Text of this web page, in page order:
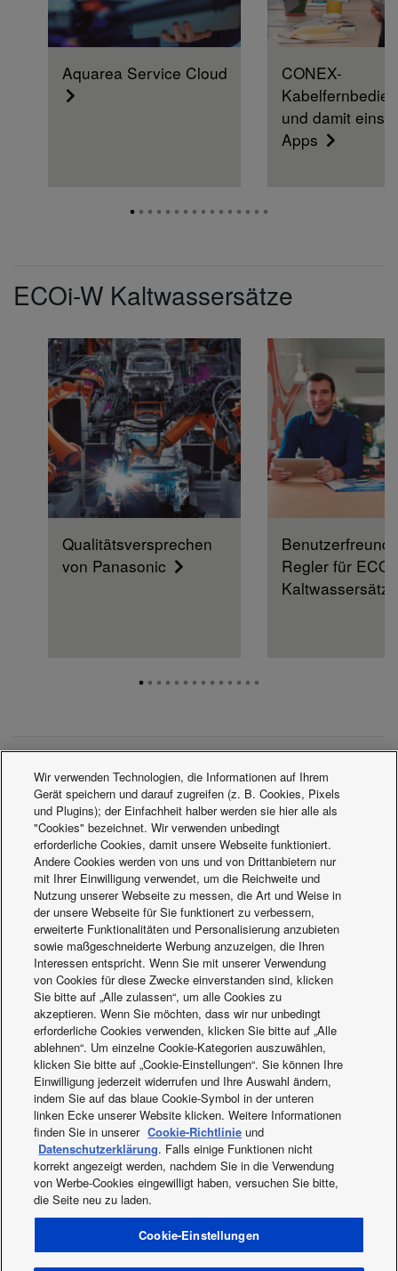
Aquarea Service Cloud
CONEX-
und damit
Apps
ECOi-W Kaltwassersätze
Qualitätsversprechen
von Panasonic
Regler für
Kältetechnik
PRO Club – Hier
registrieren
PRO Awards
Facebook Instagram Youtube
LinkedIn
Über uns
Nutzungsbedingungen
Datenschutzbestimmung
Richtlinien zur Nutzung von Cookies
Neuig­keiten
Energiekennzeichnungen
Wir verwenden Technologien, die Informationen auf Ihrem
Gerät speichern und darauf zugreifen (z. B. Cookies, Pixels
und Plugins); der Einfachheit halber werden sie hier alle als
"Cookies" bezeichnet. Wir verwenden unbedingt
erforderliche Cookies, damit unsere Webseite funktioniert.
Andere Cookies werden von uns und von Drittanbietern nur
mit Ihrer Einwilligung verwendet, um die Reichweite und
Nutzung unserer Webseite zu messen, die Art und Weise in
der unsere Webseite für Sie funktionert zu verbessern,
erweiterte Funktionalitäten und Personalisierung anzubieten
sowie maßgeschneiderte Werbung anzuzeigen, die Ihren
Interessen entspricht. Wenn Sie mit unserer Verwendung
von Cookies für diese Zwecke einverstanden sind, klicken
Sie bitte auf „Alle zulassen“, um alle Cookies zu
akzeptieren. Wenn Sie möchten, dass wir nur unbedingt
erforderliche Cookies verwenden, klicken Sie bitte auf „Alle
ablehnen“. Um einzelne Cookie-Kategorien auszuwählen,
klicken Sie bitte auf „Cookie-Einstellungen“. Sie können Ihre
Einwilligung jederzeit widerrufen und Ihre Auswahl ändern,
indem Sie auf das blaue Cookie-Symbol in der unteren
linken Ecke unserer Website klicken. Weitere Informationen
finden Sie in unserer Cookie-Richtlinie und
Datenschutzerklärung. Falls einige Funktionen nicht
korrekt angezeigt werden, nachdem Sie in die Verwendung
von Werbe-Cookies eingewilligt haben, versuchen Sie bitte,
die Seite neu zu laden.
Cookie-Einstellungen